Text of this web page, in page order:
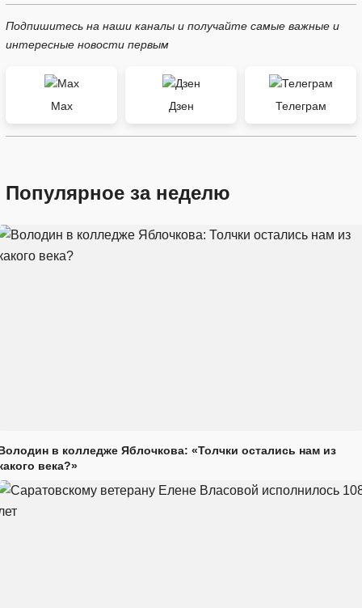
Подпишитесь на наши каналы и получайте самые важные и
интересные новости первым
Max Дзен Телеграм
Популярное за неделю
в колледже Яблочкова: «Толчки остались нам из
века?»